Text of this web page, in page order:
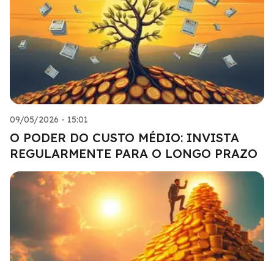
09/05/2026 - 15:01
O PODER DO CUSTO MÉDIO: INVISTA
REGULARMENTE PARA O LONGO PRAZO